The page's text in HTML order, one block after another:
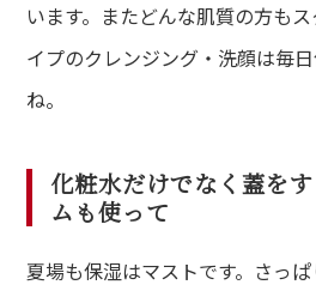
います。またどんな肌質の方も
イプのクレンジング・洗顔は毎
ね。
化粧水だけでなく蓋を
ムも使って
夏場も保湿はマストです。さっ